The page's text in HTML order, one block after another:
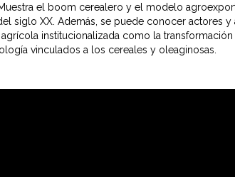
el boom cerealero y el modelo
siglo XX. Además, se puede conocer actores
institucionalizada como la
vinculados a los cereales y oleaginosas.